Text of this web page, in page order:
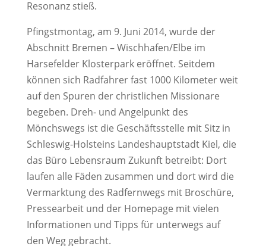
Resonanz stieß.
Pfingstmontag, am 9. Juni 2014, wurde der
Abschnitt Bremen – Wischhafen/Elbe im
Harsefelder Klosterpark eröffnet. Seitdem
können sich Radfahrer fast 1000 Kilometer weit
auf den Spuren der christlichen Missionare
begeben. Dreh- und Angelpunkt des
Mönchswegs ist die Geschäftsstelle mit Sitz in
Schleswig-Holsteins Landeshauptstadt Kiel, die
das Büro Lebensraum Zukunft betreibt: Dort
laufen alle Fäden zusammen und dort wird die
Vermarktung des Radfernwegs mit Broschüre,
Pressearbeit und der Homepage mit vielen
Informationen und Tipps für unterwegs auf
den Weg gebracht.